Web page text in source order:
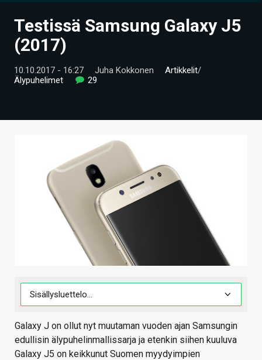
UUTISET
VIDEOT
VAIHDA TEEMA
Testissä Samsung Galaxy J5
(2017)
10.10.2017 - 16:27 Juha Kokkonen Artikkelit/
Älypuhelimet
29
Galaxy J on ollut nyt muutaman vuoden ajan Samsungin
edullisin älypuhelinmallissarja ja etenkin siihen kuuluva
Galaxy J5 on keikkunut Suomen myydyimpien